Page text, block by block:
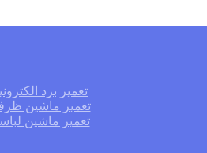
تعمیر برد
تعمیر ماشین
تعمیر ماشین